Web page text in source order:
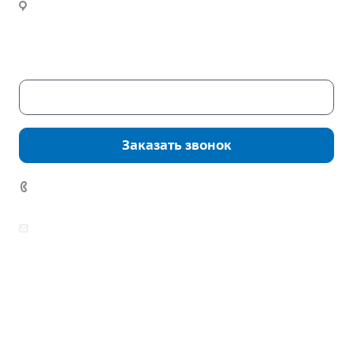
Заказать звонок